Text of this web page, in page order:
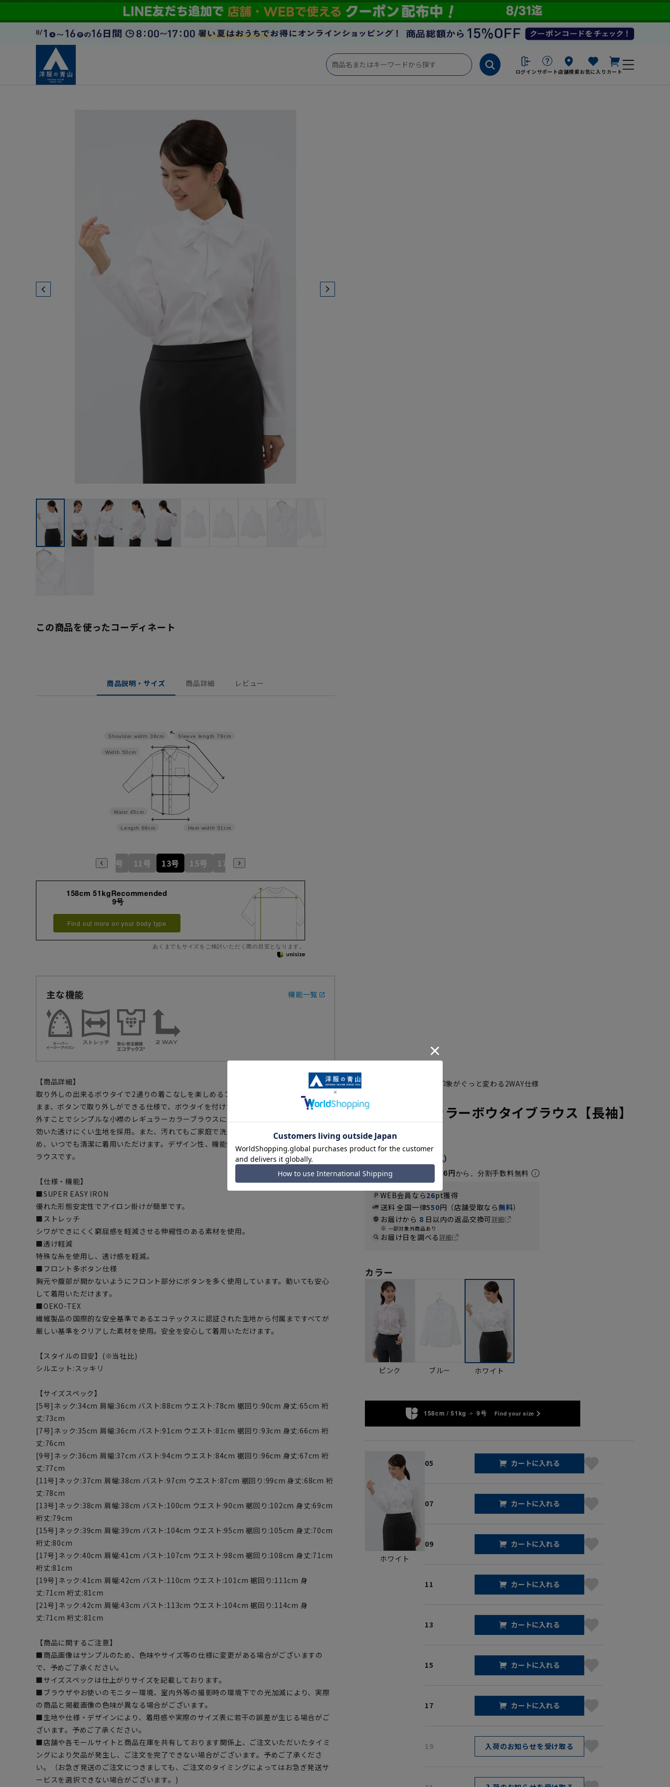
ログイン サポート店舗検索お気に入り カート
この商品を使ったコーディネート
商品説明・サイズ 商品詳細 レビュー
Hem width 51cm
Sleeve length 79cm
Length 69cm
Waist 45cm
Width 50cm
Shoulder width 38cm
7号 9号 11号 13号 15号 17号
158cm 51kgRecommended
9号
Find out more on your body type
あくまでもサイズをご検討いただく際の目安となります。
主な機能 機能一覧
【商品詳細】
取り外しの出来るボウタイで2通りの着こなしを楽しめるブラウスです。ボウタイを結んだ
まま、ボタンで取り外しができる仕様で、ボウタイを付けて華やかな印象に、ボウタイを
外すことでシンプルな小襟のレギュラーカラーブラウスに切り替わります。ストレッチが
効いた透けにくい生地を採用。また、汚れてもご家庭で洗えるウォッシャブルタイプのた
め、いつでも清潔に着用いただけます。デザイン性、機能性、快適な着心地を併せ持つブ
ラウスです。
【仕様・機能】
■SUPER EASY IRON
優れた形態安定性でアイロン掛けが簡単です。
■ストレッチ
シワができにくく窮屈感を軽減させる伸縮性のある素材を使用。
■透け軽減
特殊な糸を使用し、透け感を軽減。
■フロント多ボタン仕様
胸元や腹部が開かないようにフロント部分にボタンを多く使用しています。動いても安心
して着用いただけます。
■OEKO-TEX
繊維製品の国際的な安全基準であるエコテックスに認証された生地から付属まですべてが
厳しい基準をクリアした素材を使用。安全を安心して着用いただけます。
【スタイルの目安】(※当社比)
シルエット:スッキリ
【サイズスペック】
[5号]ネック:34cm 肩幅:36cm バスト:88cm ウエスト:78cm 裾回り:90cm 身丈:65cm 裄
丈:73cm
[7号]ネック:35cm 肩幅:36cm バスト:91cm ウエスト:81cm 裾回り:93cm 身丈:66cm 裄
丈:76cm
[9号]ネック:36cm 肩幅:37cm バスト:94cm ウエスト:84cm 裾回り:96cm 身丈:67cm 裄
丈:77cm
[11号]ネック:37cm 肩幅:38cm バスト:97cm ウエスト:87cm 裾回り:99cm 身丈:68cm 裄
丈:78cm
[13号]ネック:38cm 肩幅:38cm バスト:100cm ウエスト:90cm 裾回り:102cm 身丈:69cm
裄丈:79cm
[15号]ネック:39cm 肩幅:39cm バスト:104cm ウエスト:95cm 裾回り:105cm 身丈:70cm
裄丈:80cm
[17号]ネック:40cm 肩幅:41cm バスト:107cm ウエスト:98cm 裾回り:108cm 身丈:71cm
裄丈:81cm
[19号]ネック:41cm 肩幅:42cm バスト:110cm ウエスト:101cm 裾回り:111cm 身
丈:71cm 裄丈:81cm
[21号]ネック:42cm 肩幅:43cm バスト:113cm ウエスト:104cm 裾回り:114cm 身
丈:71cm 裄丈:81cm
【商品に関するご注意】
■商品画像はサンプルのため、色味やサイズ等の仕様に変更がある場合がございますの
で、予めご了承ください。
■サイズスペックは仕上がりサイズを記載しております。
■ブラウザやお使いのモニター環境、室内外等の撮影時の環境下での光加減により、実際
の商品と掲載画像の色味が異なる場合がございます。
■生地や仕様・デザインにより、着用感や実際のサイズ表に若干の誤差が生じる場合がご
ざいます。予めご了承ください。
■店舗や各モールサイトと商品在庫を共有しております関係上、ご注文いただいたタイミ
ングにより欠品が発生し、ご注文を完了できない場合がございます。予めご了承くださ
い。（お急ぎ発送のご注文につきましても、ご注文のタイミングによってはお急ぎ発送サ
ービスを選択できない場合がございます。)
ボウタイの付け外しで印象がぐっと変わる2WAY仕様
レギュラーカラーボウタイブラウス【長袖】
【2WAY】
5,390円
月々1,796円から。分割手数料無料
WEB会員なら26pt獲得
送料 全国一律550円（店舗受取なら無料）
お届けから 8 日以内の返品交換可詳細
一部対象外商品あり
お届け日を調べる詳細
カラー
ピンク ブルー ホワイト
158cm / 51kg 9号 Find your size
ホワイト
05 カートに入れる
07 カートに入れる
09 カートに入れる
11 カートに入れる
13 カートに入れる
15 カートに入れる
17 カートに入れる
19 入荷のお知らせを受け取る